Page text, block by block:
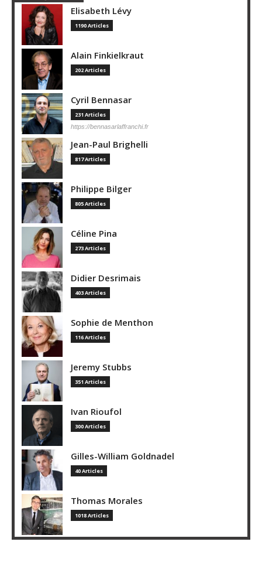
Elisabeth Lévy
1190 Articles
Alain Finkielkraut
202 Articles
Cyril Bennasar
231 Articles
https://bennasarlaffranchi.fr
Jean-Paul Brighelli
817 Articles
Philippe Bilger
805 Articles
Céline Pina
273 Articles
Didier Desrimais
403 Articles
Sophie de Menthon
116 Articles
Jeremy Stubbs
351 Articles
Ivan Rioufol
300 Articles
Gilles-William Goldnadel
40 Articles
Thomas Morales
1018 Articles